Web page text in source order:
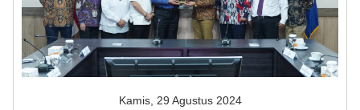
Kamis, 29 Agustus 2024